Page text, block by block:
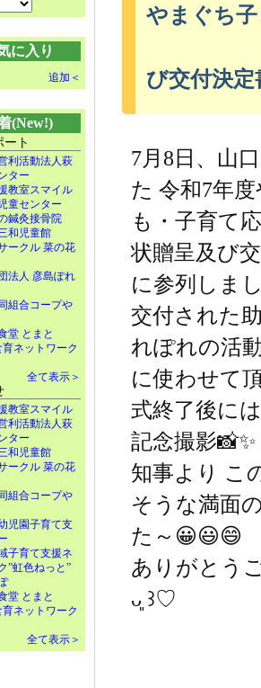
に入り
追加＜
(New!)
ート
利活動法人萩
ター
教室スマイル
童センター
鍼灸接骨院
和児童館
ークル 菜の花
法人 彦島ぽれ
組合コープや
堂 とまと
ネットワーク
全て表示＞
教室スマイル
利活動法人萩
ター
和児童館
ークル 菜の花
組合コープや
児園子育て支
子育て支援ネ
”虹色ねっと”
堂 とまと
ネットワーク
全て表示＞
やまぐち
び交付決定
7月8日、山
た 令和7年
も・子育て
状贈呈及び
に参列しま
交付された
れぽれの活
に使わせて
式終了後に
記念撮影📸✨️
知事より こ
そうな満面
た～😀😃😄
ありがとう
ᴗ͈ ꒱♡